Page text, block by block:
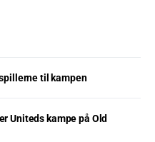
til kampen
Uniteds kampe på Old